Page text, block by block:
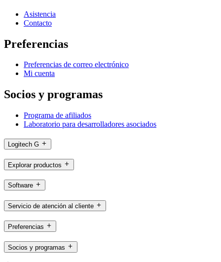
Asistencia
Contacto
Preferencias
Preferencias de correo electrónico
Mi cuenta
Socios y programas
Programa de afiliados
Laboratorio para desarrolladores asociados
Logitech G
Explorar productos
Software
Servicio de atención al cliente
Preferencias
Socios y programas